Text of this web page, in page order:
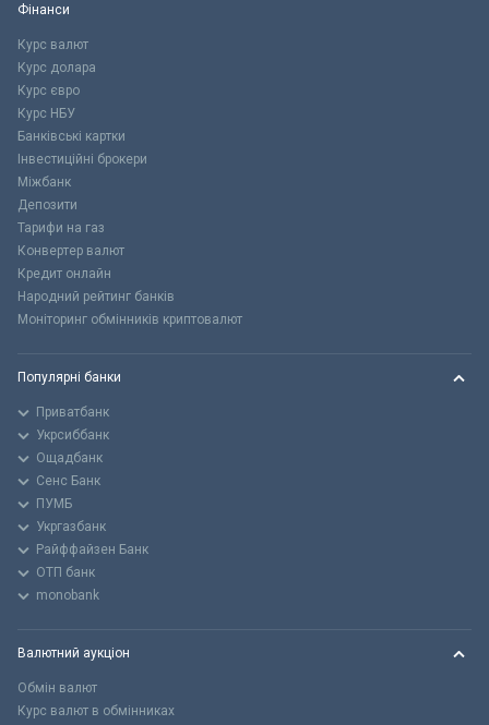
Фінанси
Курс валют
Курс долара
Курс євро
Курс НБУ
Банківські картки
Інвестиційні брокери
Міжбанк
Депозити
Тарифи на газ
Конвертер валют
Кредит онлайн
Народний рейтинг банків
Моніторинг обмінників криптовалют
Популярні банки
Приватбанк
Укрсиббанк
Ощадбанк
Сенс Банк
ПУМБ
Укргазбанк
Райффайзен Банк
ОТП банк
monobank
Валютний аукціон
Обмін валют
Курс валют в обмінниках